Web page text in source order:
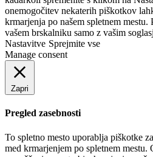
onemogočitev nekaterih piškotkov
krmarjenja po našem spletnem
vašem brskalniku samo z vašim
Nastavitve Sprejmite vse
Manage consent
Zapri
Pregled zasebnosti
To spletno mesto uporablja piškotke
med krmarjenjem po spletnem mestu.